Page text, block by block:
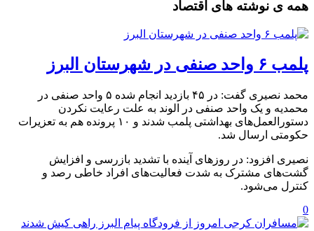
همه ی نوشته های اقتصاد
پلمب ۶ واحد صنفی در شهرستان البرز
محمد نصیری گفت: در ۴۵ بازدید انجام شده ۵ واحد صنفی در
محمدیه و یک واحد صنفی در الوند به علت رعایت نکردن
دستورالعمل‌های بهداشتی پلمب شدند و ۱۰ پرونده هم به تعزیرات
حکومتی ارسال شد.
نصیری افزود: در روز‌های آینده با تشدید بازرسی و افزایش
گشت‌های مشترک به شدت فعالیت‌های افراد خاطی رصد و
کنترل‌ می‌شود.
0